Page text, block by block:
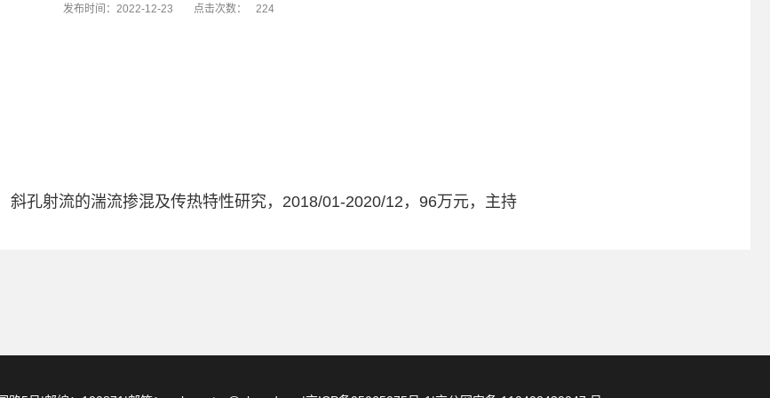
发布时间：2022-12-23 点击次数： 224
斜孔射流的湍流掺混及传热特性研究，2018/01-2020/12，96万元，主持